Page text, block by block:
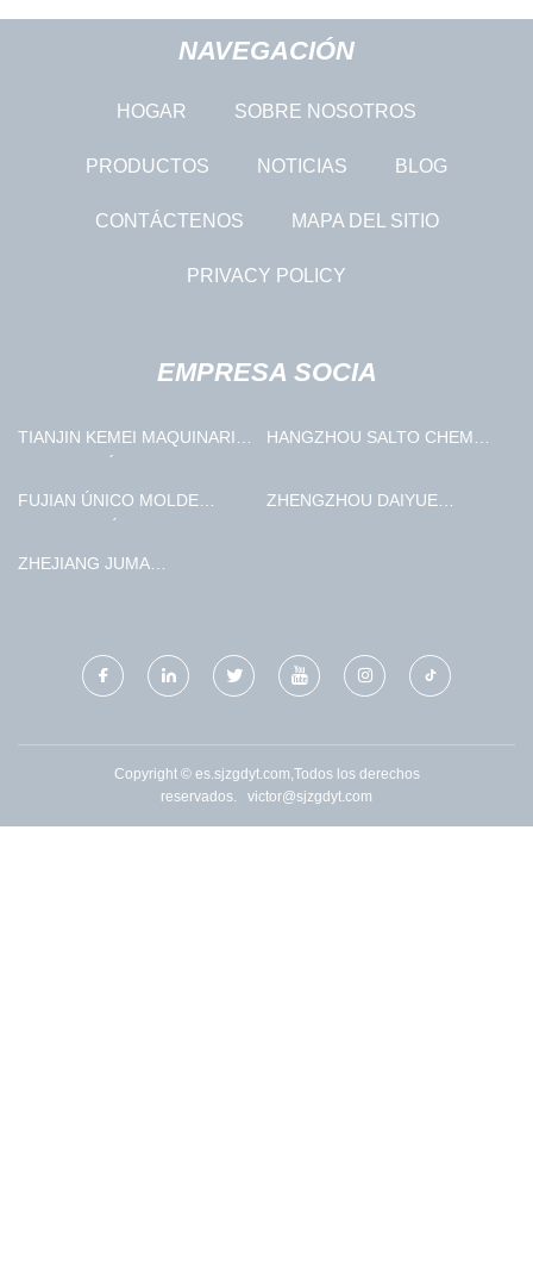
NAVEGACIÓN
HOGAR SOBRE NOSOTROS
PRODUCTOS NOTICIAS BLOG
CONTÁCTENOS MAPA DEL SITIO
PRIVACY POLICY
EMPRESA SOCIA
TIANJIN KEMEI MAQUINARIA
LIMITADO.
HANGZHOU SALTO CHEM
FUJIAN ÚNICO MOLDE
ZHENGZHOU DAIYUE
ZHEJIANG JUMA
Copyright © es.sjzgdyt.com,Todos los derechos
reservados. victor@sjzgdyt.com